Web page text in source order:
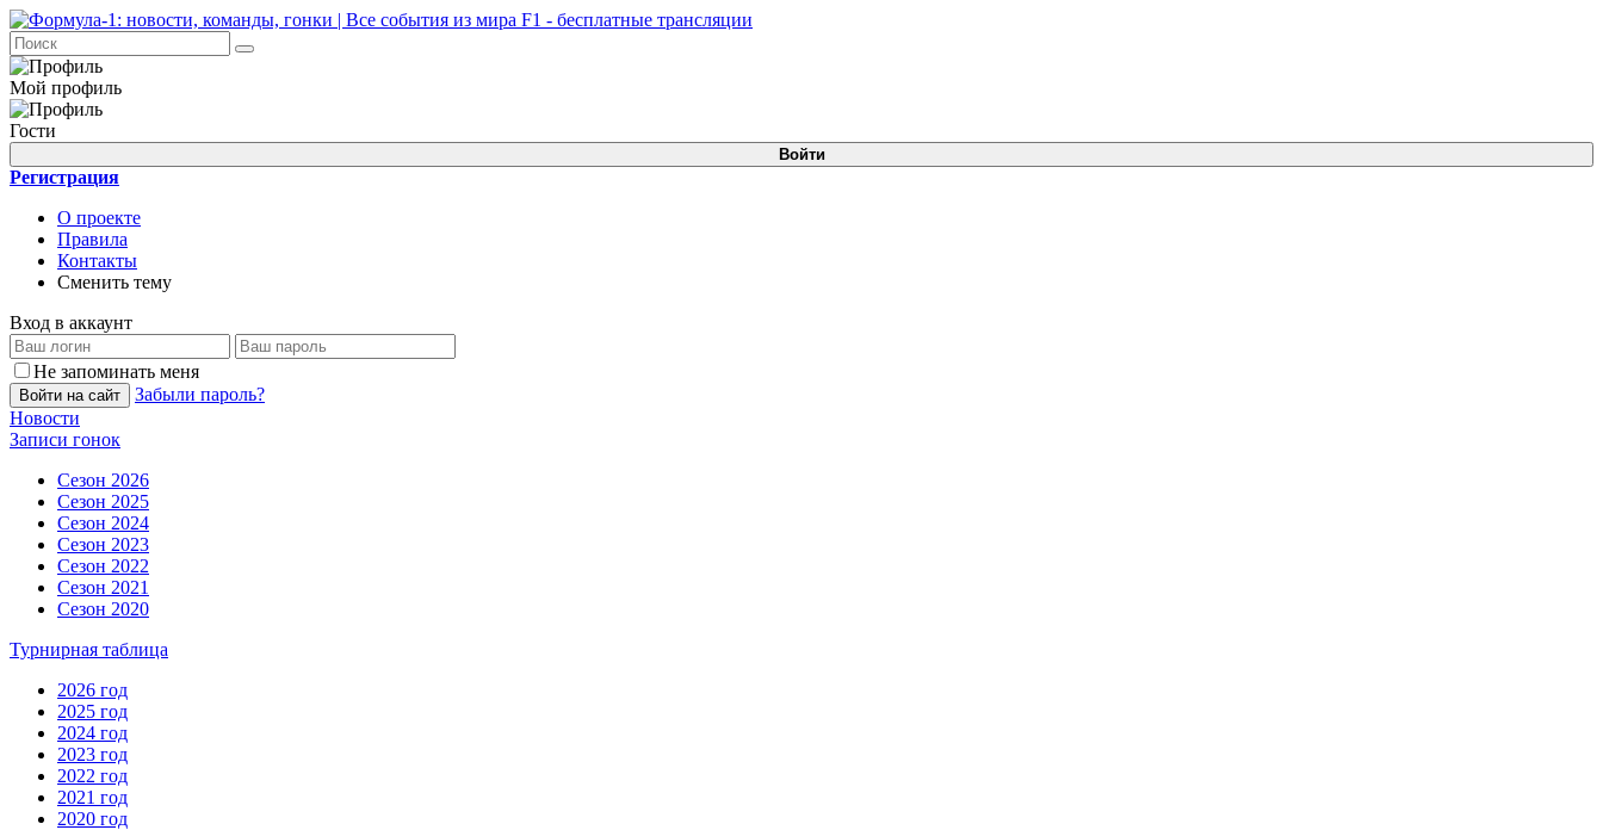
Мой профиль
Гости
Войти
Регистрация
О проекте
Правила
Контакты
Сменить тему
Вход в аккаунт
Не запоминать меня
Войти на сайт
Забыли пароль?
Новости
Записи гонок
Сезон 2026
Сезон 2025
Сезон 2024
Сезон 2023
Сезон 2022
Сезон 2021
Сезон 2020
Турнирная таблица
2026 год
2025 год
2024 год
2023 год
2022 год
2021 год
2020 год